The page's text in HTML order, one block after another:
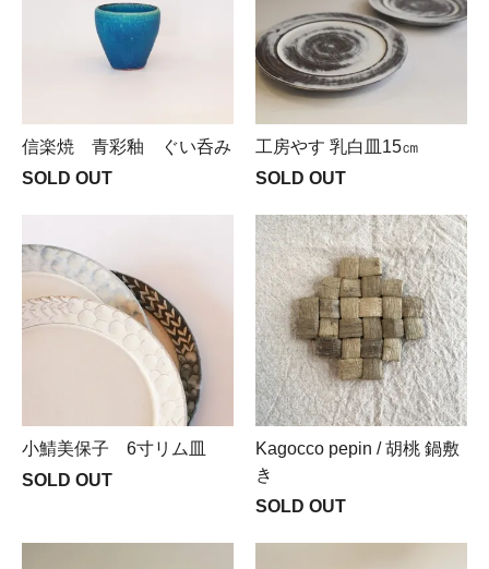
信楽焼 青彩釉 ぐい呑み
SOLD OUT
工房やす 乳白皿15㎝
SOLD OUT
小鯖美保子 6寸リム皿
SOLD OUT
Kagocco pepin / 胡桃 鍋敷
き
SOLD OUT